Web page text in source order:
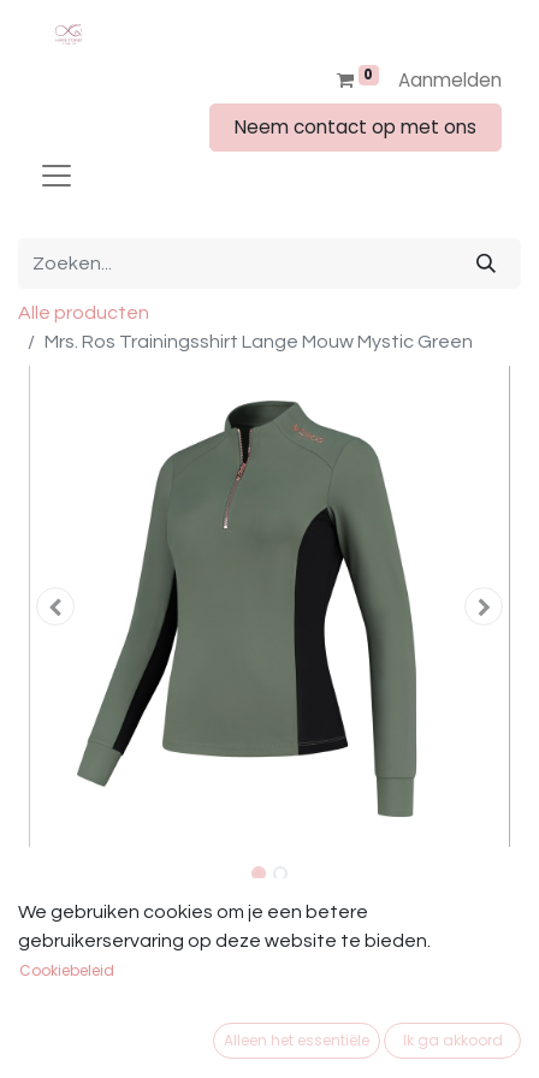
0
Aanmelden
Neem contact op met ons
Alle producten
Mrs. Ros Trainingsshirt Lange Mouw Mystic Green
Mrs. Ros Trainingsshirt Lange Mouw
Mystic Green
MUST-HAVE VOOR IEDEREEN.
We gebruiken cookies om je een betere
gebruikerservaring op deze website te bieden.
Cookiebeleid
Alleen het essentiële Ik ga akkoord